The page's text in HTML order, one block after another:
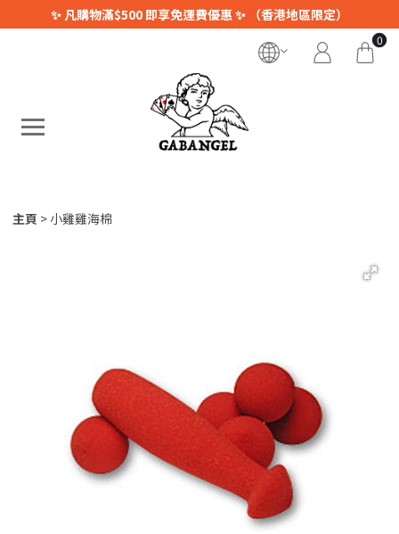
✨ 凡購物滿$500 即享免運費優惠 ✨ （香港地區限定）
0
主頁 小雞雞海棉